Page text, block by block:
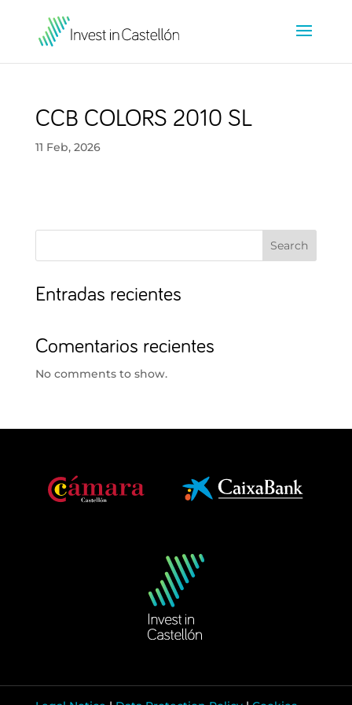
CCB COLORS 2010 SL
11 Feb, 2026
Search
Entradas recientes
Comentarios recientes
No comments to show.